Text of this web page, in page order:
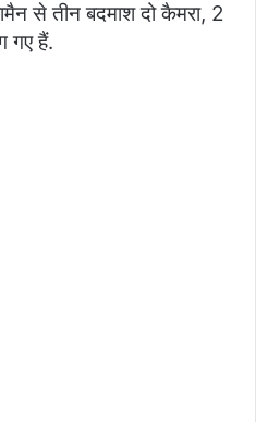
से तीन बदमाश दो कैमरा, 2
गए हैं.